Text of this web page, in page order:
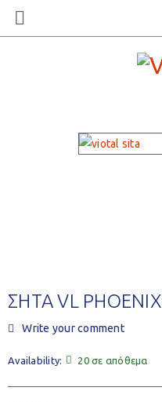
ΣΗΤΑ VL PHOENIX
Write your comment
Availability: 20 σε απόθεμα